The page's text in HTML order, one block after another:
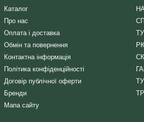
Каталог
Про нас
Оплата і доставка
Обмін та повернення
Контактна інформація
Політика конфіденційності
Договір публічної оферти
Бренди
Мапа сайту